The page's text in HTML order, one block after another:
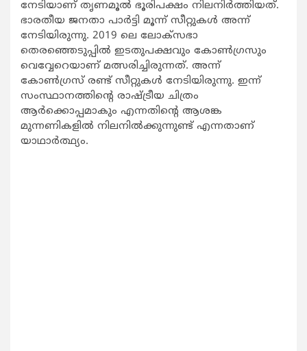
നേടിയാണ് തൃണമൂല്‍ ഭൂരിപക്ഷം നിലനിര്‍ത്തിയത്.
ഭാരതീയ ജനതാ പാര്‍ട്ടി മൂന്ന് സീറ്റുകള്‍ അന്ന്
നേടിയിരുന്നു. 2019 ലെ ലോക്സഭാ
തെരഞ്ഞെടുപ്പില്‍ ഇടതുപക്ഷവും കോണ്‍ഗ്രസും
വെവ്വേറെയാണ് മത്സരിച്ചിരുന്നത്. അന്ന്
കോണ്‍ഗ്രസ് രണ്ട് സീറ്റുകള്‍ നേടിയിരുന്നു. ഇന്ന്
സംസ്ഥാനത്തിന്റെ രാഷ്ട്രീയ ചിത്രം
ആര്‍ക്കൊപ്പമാകും എന്നതിന്റെ ആശങ്ക
മുന്നണികളില്‍ നിലനില്‍ക്കുന്നുണ്ട് എന്നതാണ്
യാഥാര്‍ത്ഥ്യം.